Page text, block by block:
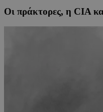
Οι πράκτορες, η CIA